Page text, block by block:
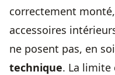
correctement
accessoires
ne posent pas, en
technique. La limite